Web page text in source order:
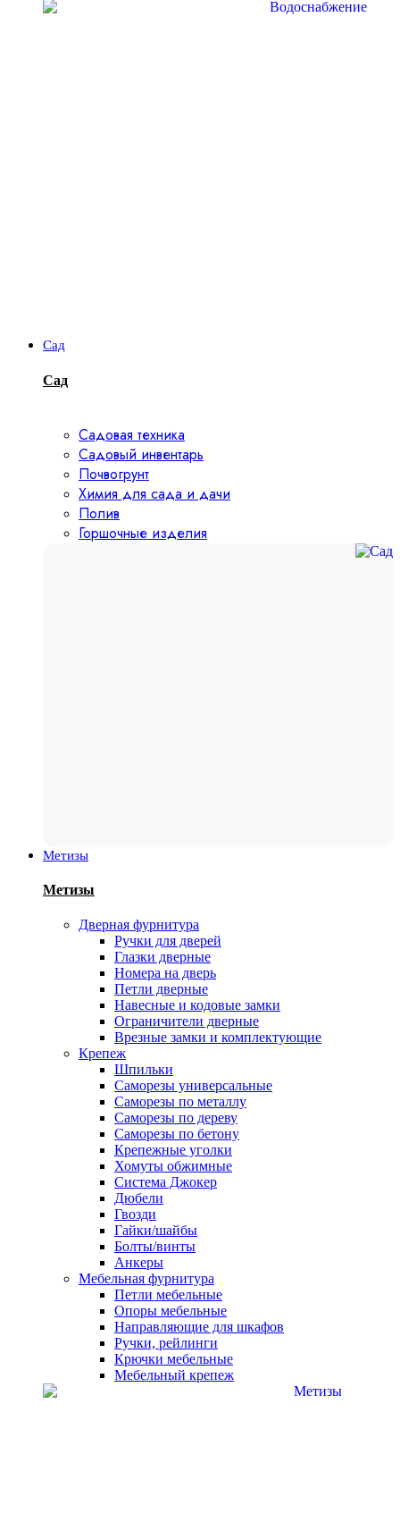
Сад
Сад
Садовая техника
Садовый инвентарь
Почвогрунт
Химия для сада и дачи
Полив
Горшочные изделия
Метизы
Метизы
Дверная фурнитура
Ручки для дверей
Глазки дверные
Номера на дверь
Петли дверные
Навесные и кодовые замки
Ограничители дверные
Врезные замки и комплектующие
Крепеж
Шпильки
Саморезы универсальные
Саморезы по металлу
Саморезы по дереву
Саморезы по бетону
Крепежные уголки
Хомуты обжимные
Система Джокер
Дюбели
Гвозди
Гайки/шайбы
Болты/винты
Анкеры
Мебельная фурнитура
Петли мебельные
Опоры мебельные
Направляющие для шкафов
Ручки, рейлинги
Крючки мебельные
Мебельный крепеж